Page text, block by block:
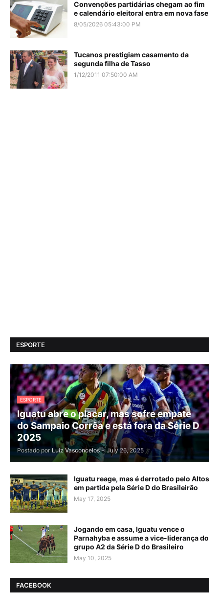
Convenções partidárias chegam ao fim
e calendário eleitoral entra em nova fase
8/05/2026 05:43:00 PM
Tucanos prestigiam casamento da
segunda filha de Tasso
1/12/2011 07:50:00 AM
ESPORTE
ESPORTE
Iguatu abre o placar, mas sofre empate
do Sampaio Corrêa e está fora da Série D
2025
Postado por Luiz Vasconcelos - July 26, 2025
Iguatu reage, mas é derrotado pelo Altos
em partida pela Série D do Brasileirão
May 17, 2025
Jogando em casa, Iguatu vence o
Parnahyba e assume a vice-liderança do
grupo A2 da Série D do Brasileiro
May 10, 2025
FACEBOOK